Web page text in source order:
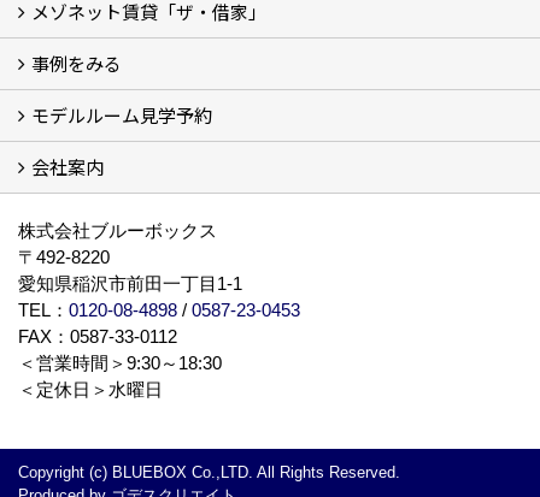
私たちの考え方
賃貸経営の成功学
様々な無料サービス
相続税とは
よくあるご質問
メゾネット賃貸「ザ・借家」
ザ・借家について詳しく知る (2)
事例をみる
建設中の現場レポート
完成した建物を見てみる
オーナーの声
モデルルーム見学予約
モデルルーム見学予約
会社案内
BLUE BOXについて
株式会社ブルーボックス
〒492-8220
愛知県稲沢市前田一丁目1-1
TEL： 0120-08-4898 / 0587-23-0453
FAX：0587-33-0112
＜営業時間＞9:30～18:30
＜定休日＞水曜日
Copyright (c) BLUEBOX Co.,LTD. All Rights Reserved.